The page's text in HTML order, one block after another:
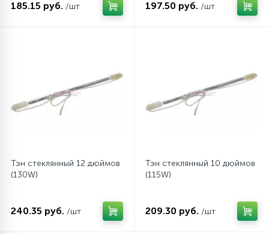
185.15 руб. /шт 197.50 руб. /шт
Тэн стеклянный 12 дюймов
(130W)
240.35 руб. /шт
Тэн стеклянный 10 дюймов
(115W)
209.30 руб. /шт